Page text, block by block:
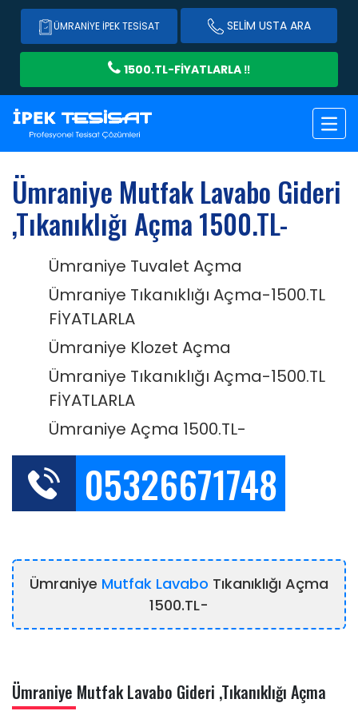
ÜMRANIYE İPEK TESISAT SELIM USTA ARA
1500.TL-FİYATLARLA ‼️
Ümraniye Mutfak Lavabo Gideri
,Tıkanıklığı Açma 1500.TL-
Ümraniye Tuvalet Açma
Ümraniye Tıkanıklığı Açma-1500.TL
FİYATLARLA
Ümraniye Klozet Açma
Ümraniye Tıkanıklığı Açma-1500.TL
FİYATLARLA
Ümraniye Açma 1500.TL-
05326671748
Ümraniye Mutfak Lavabo Tıkanıklığı Açma
1500.TL-
Ümraniye Mutfak Lavabo Gideri ,Tıkanıklığı Açma